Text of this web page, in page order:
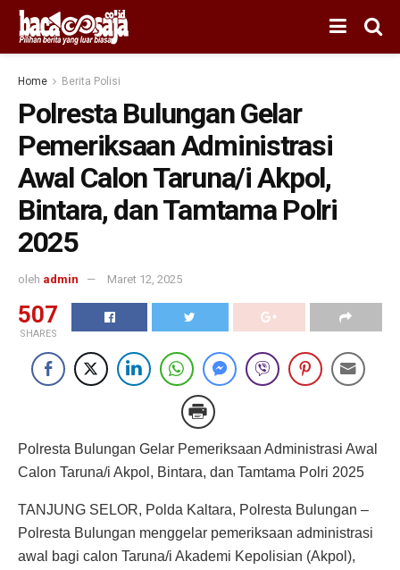
Home Berita Polisi
Polresta Bulungan Gelar
Pemeriksaan Administrasi
Awal Calon Taruna/i Akpol,
Bintara, dan Tamtama Polri
2025
oleh admin Maret 12, 2025
507
SHARES
Polresta Bulungan Gelar Pemeriksaan Administrasi Awal
Calon Taruna/i Akpol, Bintara, dan Tamtama Polri 2025
TANJUNG SELOR, Polda Kaltara, Polresta Bulungan –
Polresta Bulungan menggelar pemeriksaan administrasi
awal bagi calon Taruna/i Akademi Kepolisian (Akpol),